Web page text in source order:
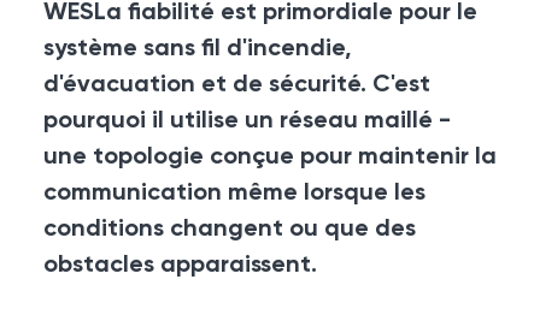
WESLa fiabilité est primordiale pour le
système sans fil d'incendie,
d'évacuation et de sécurité. C'est
pourquoi il utilise un réseau maillé -
une topologie conçue pour maintenir la
communication même lorsque les
conditions changent ou que des
obstacles apparaissent.